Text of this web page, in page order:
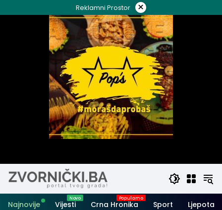
to
Reklamni Prostor ×
Najnovije Vijesti Crna Hronika Sport Ljepota i